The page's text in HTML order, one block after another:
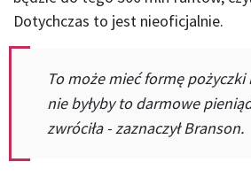
Dotychczas to jest nieoficjalnie.
To może mieć formę
nie byłyby to darmowe
zwróciła - zaznaczył Branson.